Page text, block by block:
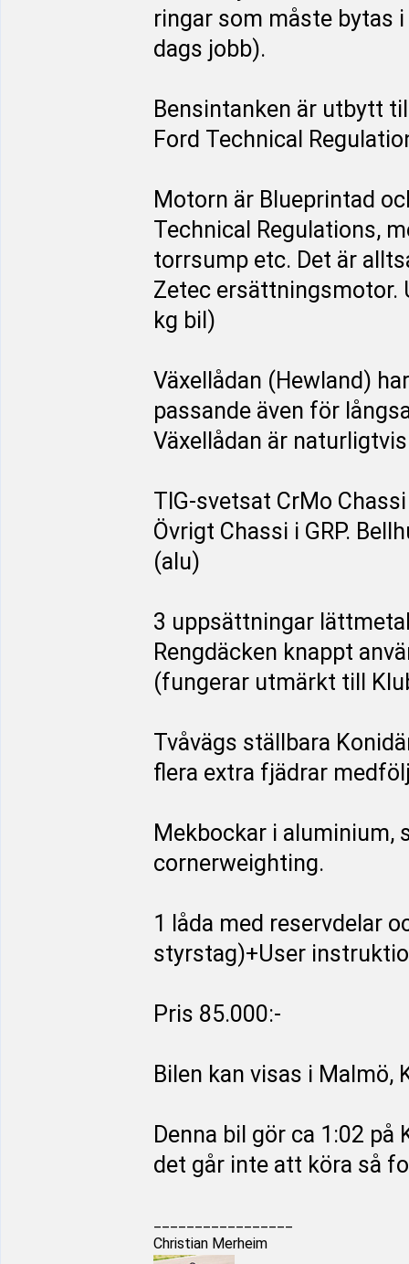
ringar som måste bytas
dags jobb).
Bensintanken är utbytt
Ford Technical
Motorn är Blueprintad
Technical Regulations,
torrsump etc. Det är
Zetec ersättningsmotor.
kg bil)
Växellådan (Hewland)
passande även för
Växellådan är
TIG-svetsat CrMo
Övrigt Chassi i GRP.
(alu)
3 uppsättningar
Rengdäcken knappt
(fungerar utmärkt till
Tvåvägs ställbara
flera extra fjädrar
Mekbockar i
cornerweighting.
1 låda med reservdelar
styrstag)+User
Pris 85.000:-
Bilen kan visas i Malmö,
Denna bil gör ca 1:02
det går inte att köra så
Christian Merheim